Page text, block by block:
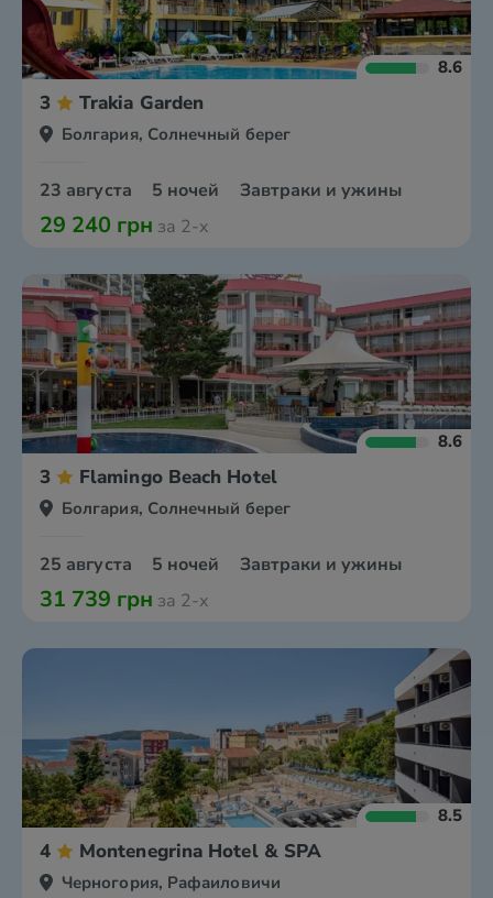
8.6
3 Trakia Garden
Болгария, Солнечный берег
23 августа 5 ночей Завтраки и ужины
29 240 грн за 2-х
8.6
3 Flamingo Beach Hotel
Болгария, Солнечный берег
25 августа 5 ночей Завтраки и ужины
31 739 грн за 2-х
8.5
4 Montenegrina Hotel & SPA
Черногория, Рафаиловичи